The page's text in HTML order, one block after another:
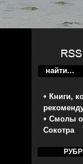
Книги,
Смолы
Сокотра